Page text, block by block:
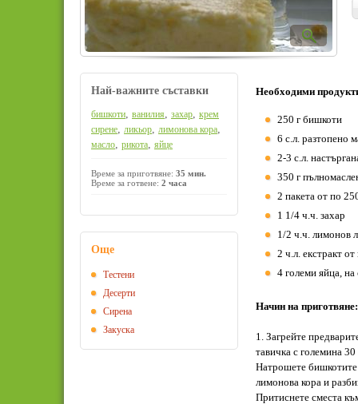
Необходими
250 г бишкоти
6 с.л. разтопено
2-3 с.л.
350 г
2 пакета от по
1 1/4 ч.ч. захар
1/2 ч.ч. лимонов
2 ч.л. екстракт от
4 големи яйца,
Начин на приготвяне:
1. Загрейте
тавичка с големина
Натрошете бишкотите
лимонова кора и
Притиснете сместа
Най-важните съставки
бишкоти, ванилия, захар, крем
сирене, ликьор, лимонова кора,
масло, рикота, яйце
Време за приготвяне: 35 мин.
Време за готвене: 2 часа
Още
Тестени
Десерти
Сирена
Закуска